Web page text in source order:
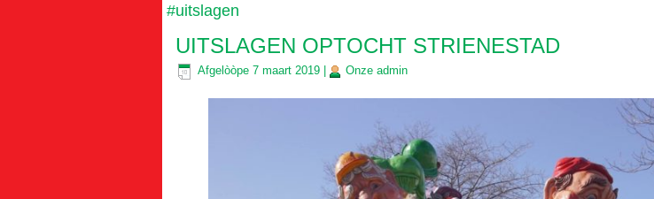
#uitslagen
UITSLAGEN OPTOCHT STRIENESTAD
Afgelòòpe 7 maart 2019| Onze admin